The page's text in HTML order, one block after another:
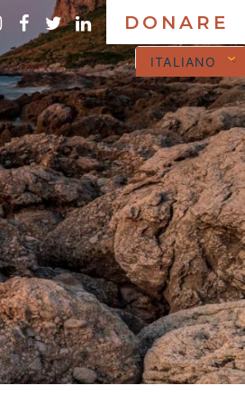
DONARE
ITALIANO
instagram
Facebook
twitter
LinkedIn